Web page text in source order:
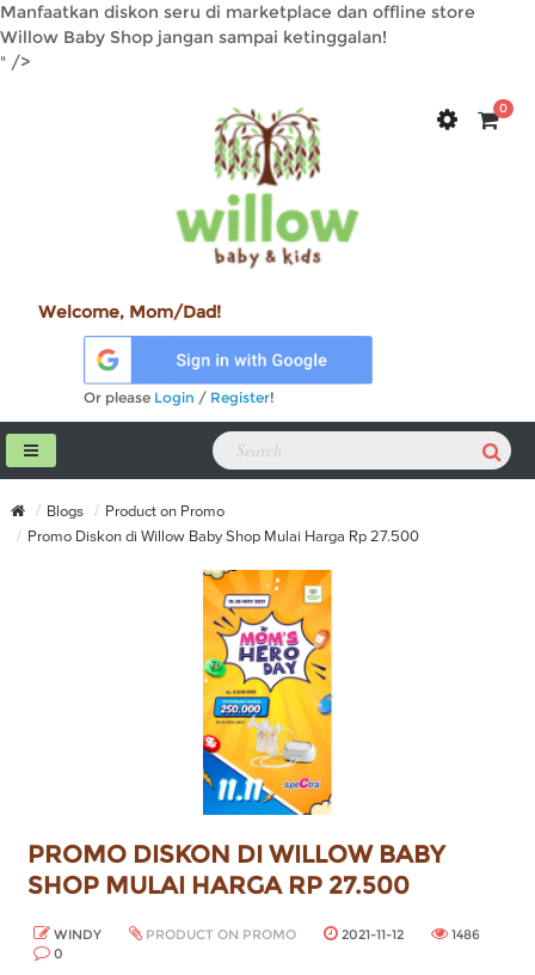
Manfaatkan diskon seru di marketplace dan offline store
Willow Baby Shop jangan sampai ketinggalan!
" />
0
Welcome, Mom/Dad!
Or please Login / Register!
Blogs
Product on Promo
Promo Diskon di Willow Baby Shop Mulai Harga Rp 27.500
PROMO DISKON DI WILLOW BABY
SHOP MULAI HARGA RP 27.500
WINDY PRODUCT ON PROMO 2021-11-12
1486
0